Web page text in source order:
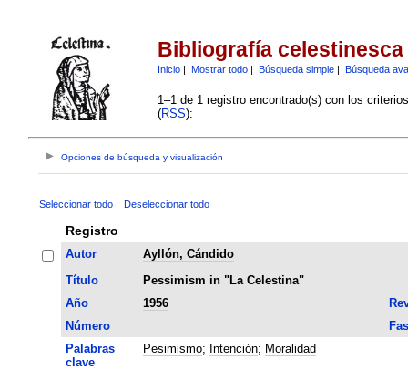
Bibliografía celestinesca
Inicio| Mostrar todo| Búsqueda simple| Búsqueda
1–1 de 1 registro encontrado(s) con los
(RSS):
Opciones de búsqueda y visualización
Seleccionar todo Deseleccionar todo
Registro
Autor
Ayllón, Cándido
Título
Pessimism in "La Celestina"
Año
1956
Número
Palabras
clave
Pesimismo; Intención; Moralidad